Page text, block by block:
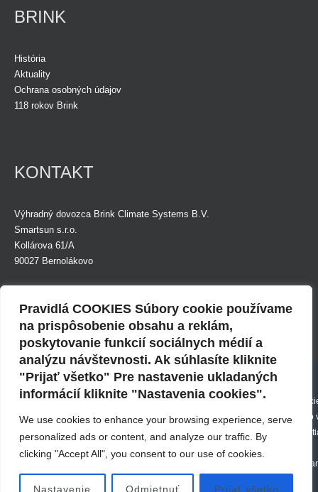
Pravidlá COOKIES Súbory cookie používame
na prispôsobenie obsahu a reklám,
poskytovanie funkcií sociálnych médií a
analýzu návštevnosti. Ak súhlasíte kliknite
"Prijať všetko" Pre nastavenie ukladaných
informácií kliknite "Nastavenia cookies".
We use cookies to enhance your browsing experience, serve
personalized ads or content, and analyze our traffic. By
clicking "Accept All", you consent to our use of cookies.
Nastavenie Odmietnuť Prijať všetko
BRINK
História
Aktuality
Ochrana osobných údajov
118 rokov Brink
KONTAKT
Výhradný dovozca Brink Climate Systems B.V.
Smartsun s.r.o.
Kollárova 61/A
90027 Bernolákovo
Mob.: +421 (0)948 891 999
E-mail:info@smartsunsro.sk
Fakturačná adresa:
Budovateľská 29
82108 Bratislava
IČO: 36835285
DIČ: 2022447878
IČ DPH: SK2022447878
© 2016 - 2021
Mapa
Certifikáty
Použitie cookies
Webové stránky môžu vo vašom prehliadači ukladať alebo načítavať
forme súborov Cookies. Môžu to byť anonymné štatistické údaje, informácie o
vašich nastaveniach alebo používaných zariadeniach, za účelom
osobného webu alebo k tomu, aby webové stránky boli v súlade s vašimi
očakávaniami. Uložením potvrdíte, že ste porozumeli uvedeným